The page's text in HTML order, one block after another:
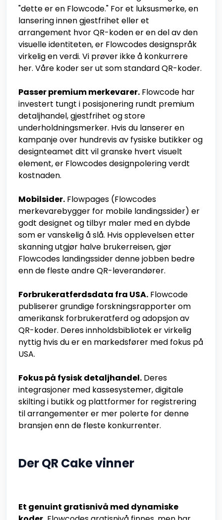
"dette er en Flowcode." For et luksusmerke, en
lansering innen gjestfrihet eller et
arrangement hvor QR-koden er en del av den
visuelle identiteten, er Flowcodes designspråk
virkelig en verdi. Vi prøver ikke å konkurrere
her. Våre koder ser ut som standard QR-koder.
Passer premium merkevarer. Flowcode har
investert tungt i posisjonering rundt premium
detaljhandel, gjestfrihet og store
underholdningsmerker. Hvis du lanserer en
kampanje over hundrevis av fysiske butikker og
designteamet ditt vil granske hvert visuelt
element, er Flowcodes designpolering verdt
kostnaden.
Mobilsider. Flowpages (Flowcodes
merkevarebygger for mobile landingssider) er
godt designet og tilbyr maler med en dybde
som er vanskelig å slå. Hvis opplevelsen etter
skanning utgjør halve brukerreisen, gjør
Flowcodes landingssider denne jobben bedre
enn de fleste andre QR-leverandører.
Forbrukeratferdsdata fra USA. Flowcode
publiserer grundige forskningsrapporter om
amerikansk forbrukeratferd og adopsjon av
QR-koder. Deres innholdsbibliotek er virkelig
nyttig hvis du er en markedsfører med fokus på
USA.
Fokus på fysisk detaljhandel. Deres
integrasjoner med kassesystemer, digitale
skilting i butikk og plattformer for registrering
til arrangementer er mer polerte for denne
bransjen enn de fleste konkurrenter.
Der QR Cake vinner
Et genuint gratisnivå med dynamiske